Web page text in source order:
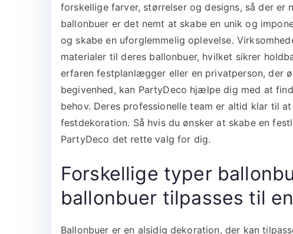
forskellige farver, størrelser og designs, så der
ballonbuer er det nemt at skabe en unik og
og skabe en uforglemmelig oplevelse.
materialer til deres ballonbuer, hvilket sikrer
erfaren festplanlægger eller en privatperson,
begivenhed, kan PartyDeco hjælpe dig med at
behov. Deres professionelle team er altid klar til
festdekoration. Så hvis du ønsker at skabe en
PartyDeco det rette valg for dig.
Forskellige typer
ballonbuer tilpasses til
Ballonbuer er en alsidig dekoration, der kan